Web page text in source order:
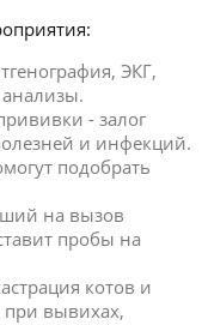
ЭКГ,
- залог
и инфекций.
подобрать
на вызов
пробы на
котов и
при вывихах,